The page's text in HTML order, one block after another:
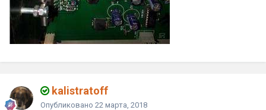
kalistratoff
Опубликовано 22 марта, 2018